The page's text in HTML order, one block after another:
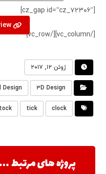
[cz_gap id=”cz_۷۲۳۰۶″]
[/vc_column][/vc_row]
ژوئن ۱۲, ۲۰۱۷
۳D Design Design
clock
tick
tock
پروژه های مرتبط ...